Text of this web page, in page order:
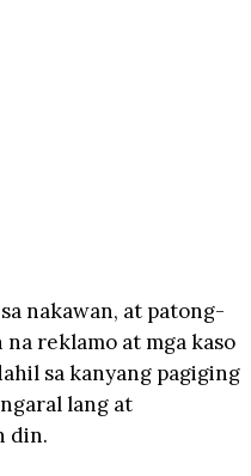
nakawan, at patong-
reklamo at mga kaso
sa kanyang pagiging
lang at
din.